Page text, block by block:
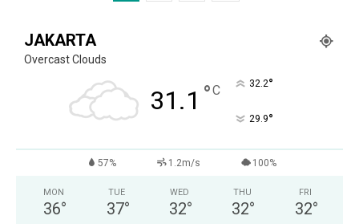
JAKARTA
Overcast Clouds
31.1 °C 32.2°
29.9°
57% 1.2m/s 100%
MON
36°
TUE
37°
WED
32°
THU
32°
FRI
32°